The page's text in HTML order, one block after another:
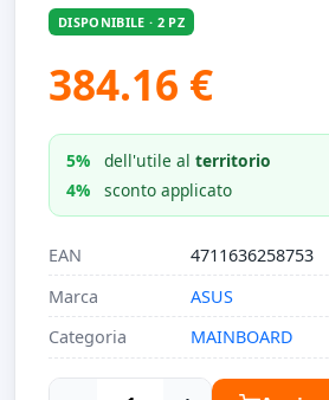
DISPONIBILE · 2 PZ
384.16 €
5% dell'utile alterritorio
4%
sconto applicato
EAN
4711636258753
Marca
ASUS
Categoria
MAINBOARD